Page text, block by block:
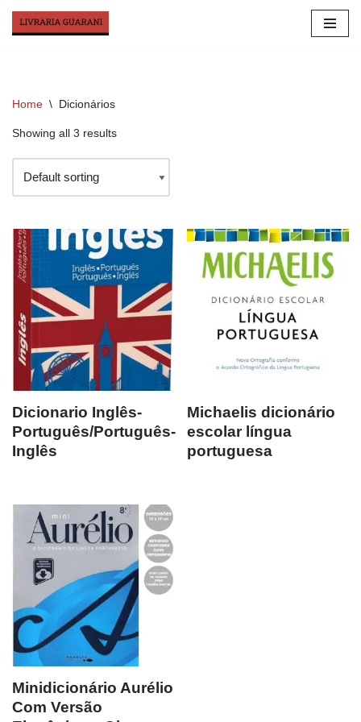
Home \ Dicionários
Showing all 3 results
Dicionario Inglês-
Português/Português-
Inglês
Michaelis dicionário
escolar língua
portuguesa
Minidicionário Aurélio
Com Versão